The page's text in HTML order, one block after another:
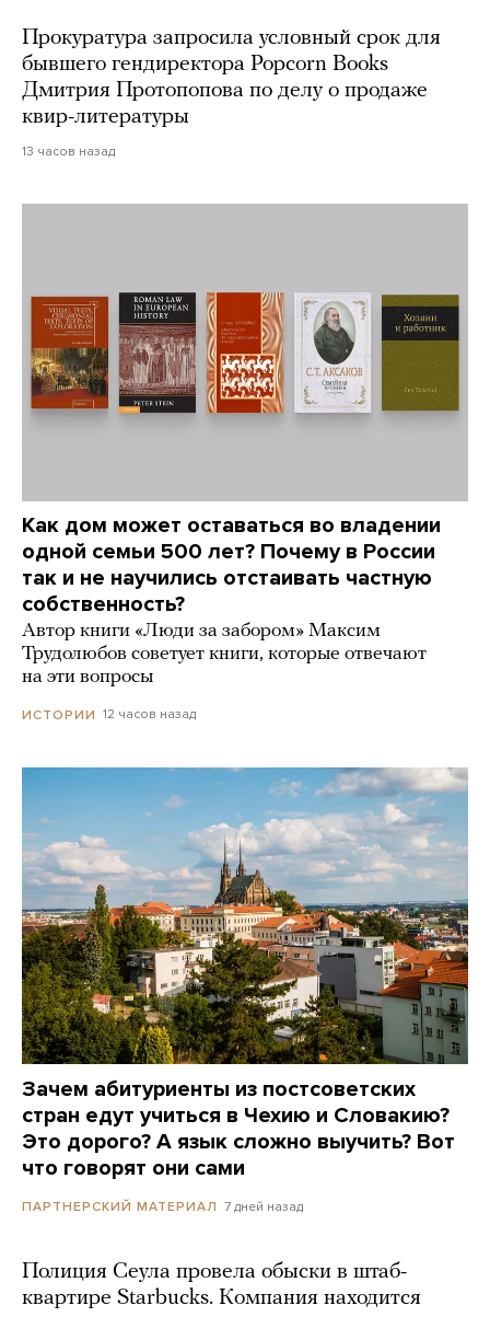
Прокуратура запросила условный срок для
бывшего гендиректора Popcorn Books
Дмитрия Протопопова по делу о продаже
квир-литературы
13 часов назад
Как дом может оставаться во владении
одной семьи 500 лет? Почему в России
так и не научились отстаивать частную
собственность?
Автор книги «Люди за забором» Максим
Трудолюбов советует книги, которые отвечают
на эти вопросы
ИСТОРИИ 12 часов назад
Зачем абитуриенты из постсоветских
стран едут учиться в Чехию и Словакию?
Это дорого? А язык сложно выучить? Вот
что говорят они сами
ПАРТНЕРСКИЙ МАТЕРИАЛ 7 дней назад
Полиция Сеула провела обыски в штаб-
квартире Starbucks. Компания находится